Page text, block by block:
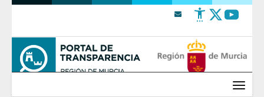
Saltar al contenido
Menú